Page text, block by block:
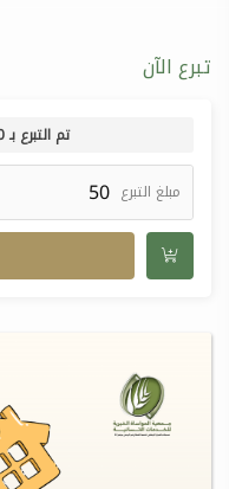
تبرع الآن
تم التبرع بـ
مبلغ التبرع